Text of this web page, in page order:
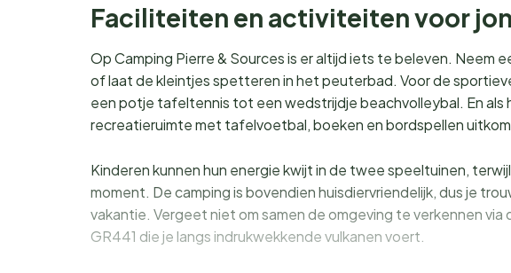
Faciliteiten en activiteiten voor
Op Camping Pierre & Sources is er altijd iets te beleven. Neem
of laat de kleintjes spetteren in het peuterbad. Voor de
een potje tafeltennis tot een wedstrijdje beachvolleybal. En
recreatieruimte met tafelvoetbal, boeken en bordspellen
Kinderen kunnen hun energie kwijt in de twee speeltuinen,
moment. De camping is bovendien huisdiervriendelijk, dus je
vakantie. Vergeet niet om samen de omgeving te verkennen
GR441 die je langs indrukwekkende vulkanen voert.